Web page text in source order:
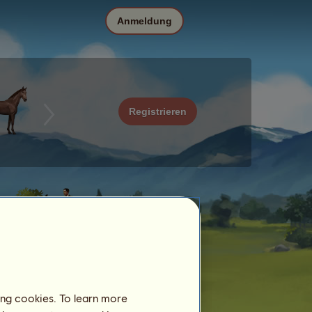
Registrieren
Anmeldung
Datum Preis
cookies. To learn more